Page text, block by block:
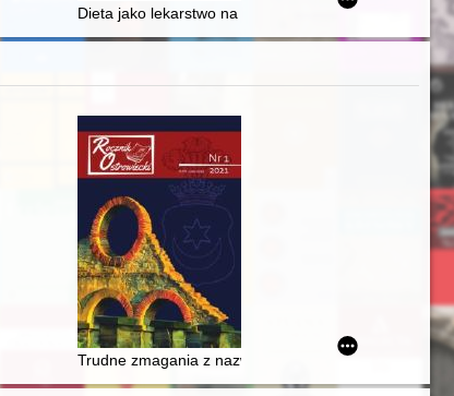
century in Polish and Hungarian history textbooks
w polskim folklorze muzycznym = Heligonkas
Dieta jako lekarstwo na przykładzie
Trudne zmagania z nazwą wsi Rzuchów